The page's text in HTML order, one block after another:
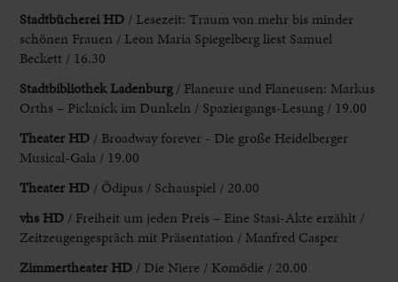
Stadtbücherei HD / Lesezeit: Traum von mehr bis minder
schönen Frauen / Leon Maria Spiegelberg liest Samuel
Beckett / 16.30
Stadtbibliothek Ladenburg/ Flaneure und Flaneusen: Markus
Orths – Picknick im Dunkeln / Spaziergangs-Lesung / 19.00
Theater HD / Broadway forever - Die große Heidelberger
Musical-Gala / 19.00
Theater HD / Ödipus / Schauspiel / 20.00
vhs HD / Freiheit um jeden Preis – Eine Stasi-Akte erzählt /
Zeitzeugengespräch mit Präsentation / Manfred Casper
Zimmertheater HD / Die Niere / Komödie / 20.00